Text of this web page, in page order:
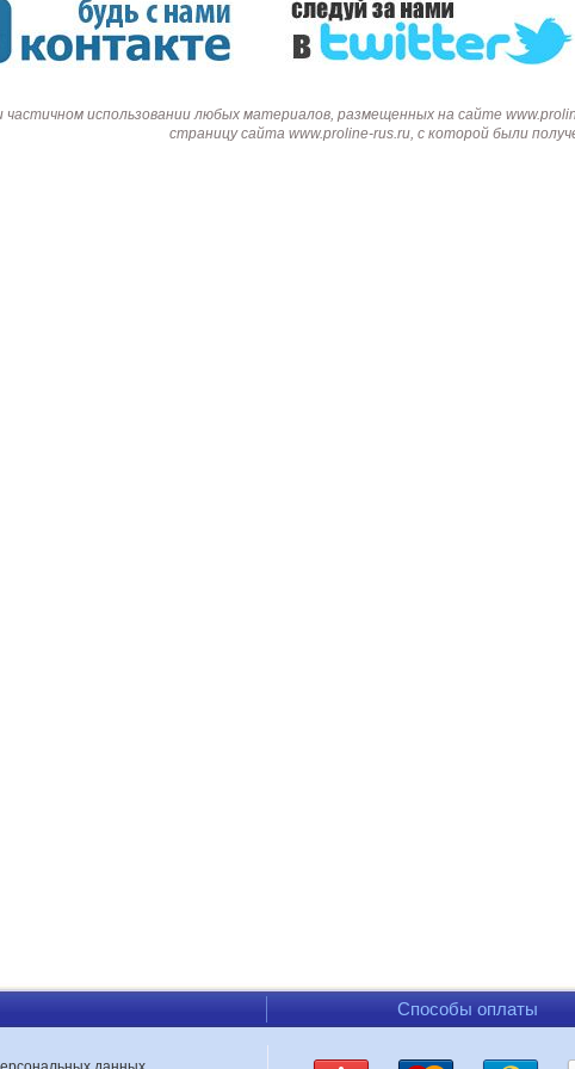
частичном использовании любых материалов, размещенных на сайте
страницу сайта www.proline-rus.ru, с которой были
Способы оплаты